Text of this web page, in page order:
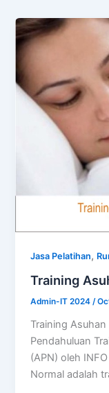
Jasa Pelatihan,
Training
Admin-IT 2024 /
Training
Pendahuluan
(APN) oleh
Normal adalah